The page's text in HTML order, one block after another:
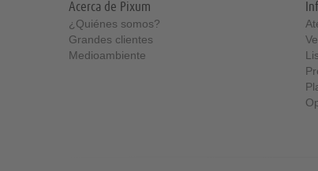
Acerca de Pixum
¿Quiénes somos
Grandes clientes
Medioambiente